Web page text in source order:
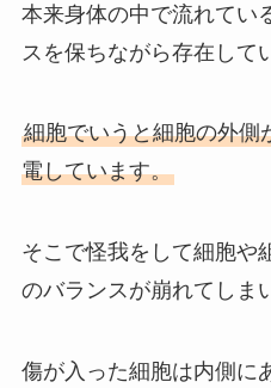
本来身体の中で流れてい
スを保ちながら存在して
細胞でいうと細胞の外側
電しています。
そこで怪我をして細胞や
のバランスが崩れてしま
傷が入った細胞は内側に